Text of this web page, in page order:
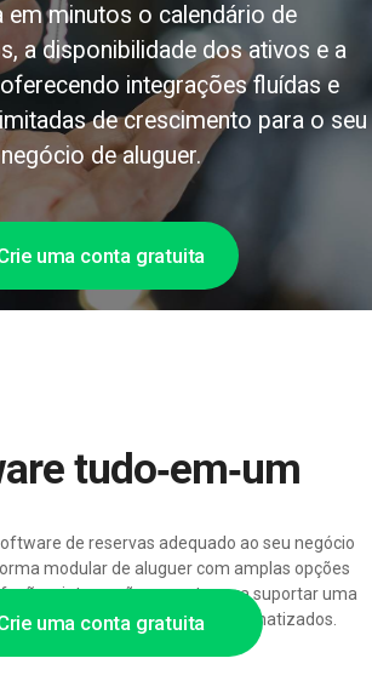
em minutos o calendário de
a disponibilidade dos ativos e a
integrações fluídas e
de crescimento para o seu
negócio de aluguer.
uma conta gratuita
uma conta gratuita
tudo‑em‑um
de reservas adequado ao seu negócio
modular de aluguer com amplas opções
e integrações, pronta para suportar uma
e processos de aluguer automatizados.